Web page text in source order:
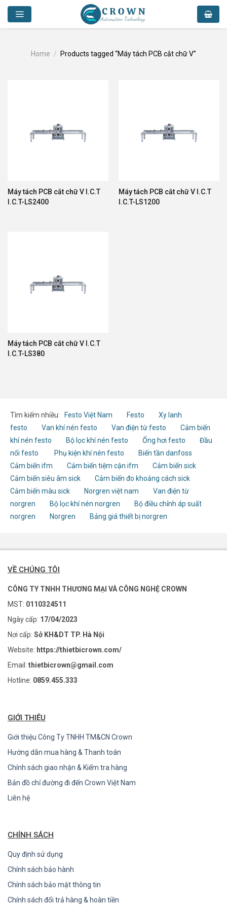
Skip
content
Home / Products tagged “Máy tách PCB cắt chữ V”
Máy tách PCB cắt chữ V I.C.T
I.C.T-LS2400
Máy tách PCB cắt chữ V I.C.T
I.C.T-LS1200
Máy tách PCB cắt chữ V I.C.T
I.C.T-LS380
Tìm kiếm nhiều: Festo Việt Nam Festo
Xy lanh
festo
Van khí nén festo Van điện từ festo
Cảm biến
khí nén festo
Bộ lọc khí nén festo Ống hơi festo
Đầu
nối festo
Phụ kiện khí nén festo
Biến tần danfoss
Cảm biến ifm
Cảm biến tiệm cận ifm
Cảm biến sick
Cảm biến siêu âm sick
Cảm biến đo khoảng cách sick
Cảm biến màu sick
Norgren việt nam
Van điện từ
norgren
Bộ lọc khí nén norgren
Bộ điều chỉnh áp suất
norgren
Norgren Bảng giá thiết bị norgren
VỀ CHÚNG TÔI
CÔNG TY TNHH THƯƠNG MẠI VÀ CÔNG NGHỆ CROWN
MST: 0110324511
Ngày cấp: 17/04/2023
Nơi cấp: Sở KH&DT TP. Hà Nội
Website: https://thietbicrown.com/
Email: thietbicrown@gmail.com
Hotline: 0859.455.333
GIỚI THIỆU
Giới thiệu Công Ty TNHH TM&CN Crown
Hướng dẫn mua hàng & Thanh toán
Chính sách giao nhận & Kiểm tra hàng
Bản đồ chỉ đường đi đến Crown Việt Nam
Liên hệ
CHÍNH SÁCH
Quy định sử dụng
Chính sách bảo hành
Chính sách bảo mật thông tin
Chính sách đổi trả hàng & hoàn tiền